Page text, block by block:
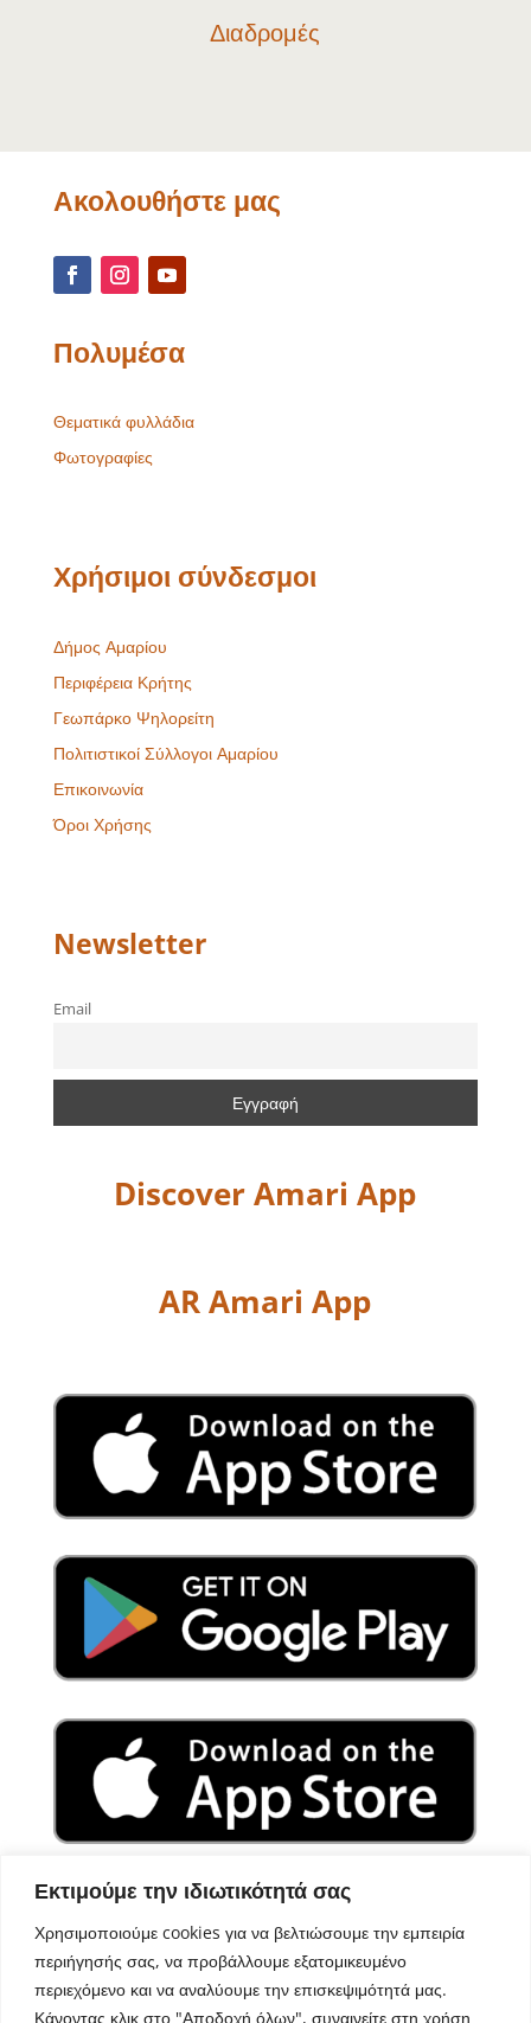
Εκτιμούμε την ιδιωτικότητά σας
Χρησιμοποιούμε cookies για να βελτιώσουμε την εμπειρία
περιήγησής σας, να προβάλλουμε εξατομικευμένο
περιεχόμενο και να αναλύουμε την επισκεψιμότητά μας.
Κάνοντας κλικ στο "Αποδοχή όλων", συναινείτε στη χρήση
Διαδρομές
Ακολουθήστε μας
Πολυμέσα
Θεματικά φυλλάδια
Φωτογραφίες
Χρήσιμοι σύνδεσμοι
Δήμος Αμαρίου
Περιφέρεια Κρήτης
Γεωπάρκο Ψηλορείτη
Πολιτιστικοί Σύλλογοι Αμαρίου
Επικοινωνία
Όροι Χρήσης
Newsletter
Email
Discover Amari App
AR Amari App